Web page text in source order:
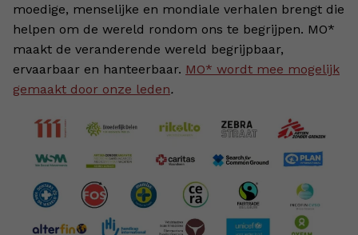
moedige, menselijke en mondiale verhalen brengt die
helpen om de wereld rondom ons te begrijpen. MO*
maakt de veranderende wereld begrijpbaar,
ervaarbaar en hanteerbaar. MO* wordt mee mogelijk
gemaakt door onze leden.